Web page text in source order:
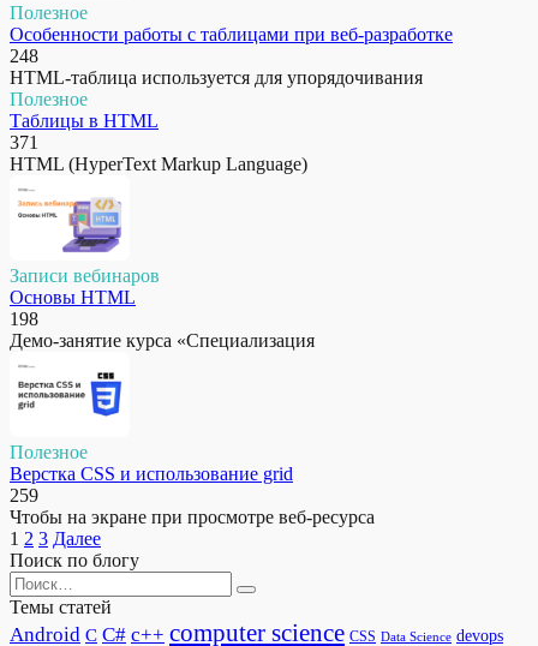
Полезное
Особенности работы с таблицами при веб-разработке
248
HTML-таблица используется для упорядочивания
Полезное
Таблицы в HTML
371
HTML (HyperText Markup Language)
Записи вебинаров
Основы HTML
198
Демо-занятие курса «Специализация
Полезное
Верстка CSS и использование grid
259
Чтобы на экране при просмотре веб-ресурса
Пагинация
записей
1 2 3 Далее
Поиск по блогу
Search
for:
Темы статей
Android C C# c++ computer science CSS Data Science devops